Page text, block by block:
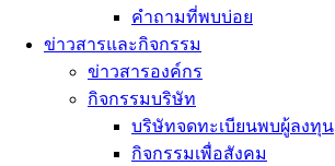
คำถามที่พบบ่อย
ข่าวสารและกิจกรรม
ข่าวสารองค์กร
กิจกรรมบริษัท
บริษัทจดทะเบียนพบผู้ลงทุน
กิจกรรมเพื่อสังคม